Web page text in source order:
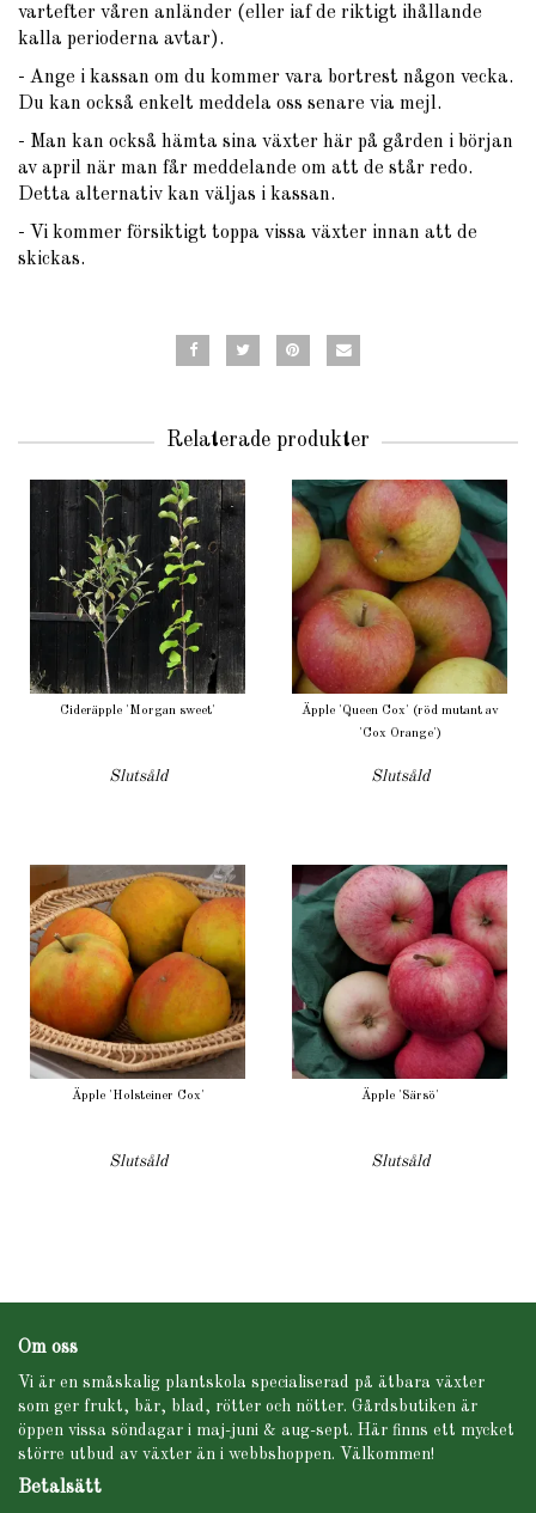
vartefter våren anländer (eller iaf de riktigt ihållande
kalla perioderna avtar).
- Ange i kassan om du kommer vara bortrest någon vecka.
Du kan också enkelt meddela oss senare via mejl.
- Man kan också hämta sina växter här på gården i början
av april när man får meddelande om att de står redo.
Detta alternativ kan väljas i kassan.
- Vi kommer försiktigt toppa vissa växter innan att de
skickas.
Relaterade produkter
Cideräpple 'Morgan sweet'
Slutsåld
Äpple 'Queen Cox' (röd mutant av
'Cox Orange')
Slutsåld
Äpple 'Holsteiner Cox'
Slutsåld
Äpple 'Särsö'
Slutsåld
Om oss
Vi är en småskalig plantskola specialiserad på ätbara växter
som ger frukt, bär, blad, rötter och nötter. Gårdsbutiken är
öppen vissa söndagar i maj-juni & aug-sept. Här finns ett mycket
större utbud av växter än i webbshoppen. Välkommen!
Betalsätt